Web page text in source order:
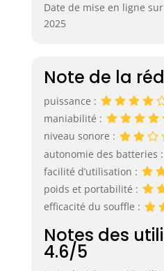
Date de mise en ligne
2025
Note de la
puissance :
maniabilité :
niveau sonore :
autonomie des batteries :
facilité d’utilisation :
poids et portabilité :
efficacité du souffle :
Notes des
4.6/5